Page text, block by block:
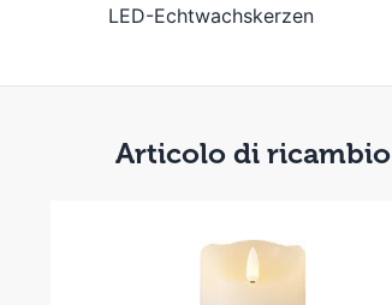
LED-Echtwachskerzen
Articolo di ricambio